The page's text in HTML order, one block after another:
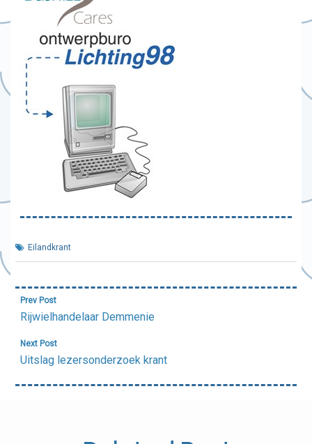
Eilandkrant
Bericht
navigatie
Prev Post
Rijwielhandelaar Demmenie
Next Post
Uitslag lezersonderzoek krant